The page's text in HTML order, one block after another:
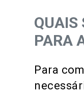
QUAIS
PARA
Para